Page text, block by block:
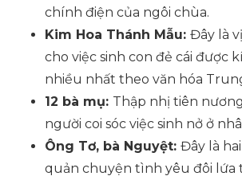
chính điện của ngôi chùa.
Kim Hoa Thánh Mẫu: Đây là
cho việc sinh con đẻ cái được
nhiều nhất theo văn hóa
12 bà mụ: Thập nhị tiên
người coi sóc việc sinh nở ở
Ông Tơ, bà Nguyệt: Đây là
quản chuyện tình yêu đôi lứa